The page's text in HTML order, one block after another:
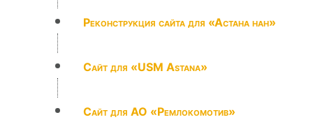
Реконструкция сайта для «Астана нан»
Сайт для «USM Astana»
Cайт для АО «Ремлокомотив»